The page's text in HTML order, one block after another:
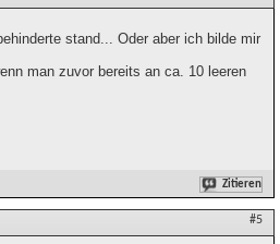
stand... Oder aber ich bilde mir
man zuvor bereits an ca. 10 leeren
Zitieren
#5